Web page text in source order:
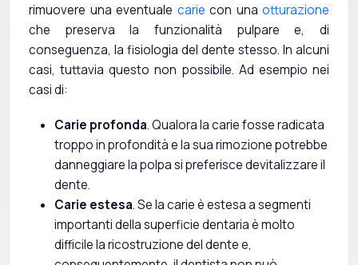
rimuovere una eventuale carie con una otturazione
che preserva la funzionalità pulpare e, di
conseguenza, la fisiologia del dente stesso. In alcuni
casi, tuttavia questo non possibile. Ad esempio nei
casi di:
Carie profonda. Qualora la carie fosse radicata
troppo in profondità e la sua rimozione potrebbe
danneggiare la polpa si preferisce devitalizzare il
dente.
Carie estesa. Se la carie è estesa a segmenti
importanti della superficie dentaria è molto
difficile la ricostruzione del dente e,